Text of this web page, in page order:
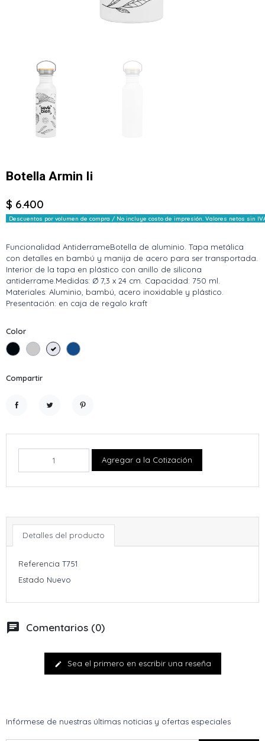
Botella Armin Ii
$ 6.400
Descuentos por volumen de compra / No incluye costo de impresión. Valores netos sin
Funcionalidad AntiderrameBotella de aluminio. Tapa metálica
con detalles en bambú y manija de acero para ser transportada.
Interior de la tapa en plástico con anillo de silicona
antiderrame.Medidas: Ø 7,3 x 24 cm. Capacidad: 750 ml.
Materiales: Aluminio, bambú, acero inoxidable y plástico.
Presentación: en caja de regalo kraft
Color
NegroPlataBlancoRoyal Blue
Compartir
Agregar a la Cotización
Detalles del producto
Referencia T751
Estado Nuevo
chat Comentarios (0)
edit Sea el primero en escribir una reseña
Infórmese de nuestras últimas noticias y ofertas especiales